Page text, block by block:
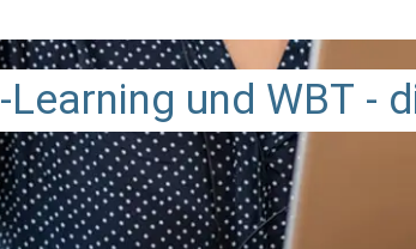
-Learning und WBT - d